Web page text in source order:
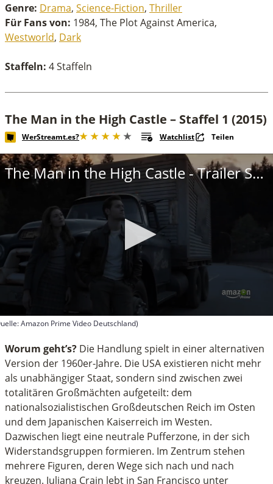
Genre: Drama, Science-Fiction, Thriller
Für Fans von: 1984, The Plot Against America,
Westworld, Dark
Staffeln: 4 Staffeln
The Man in the High Castle – Staffel 1 (2015)
WerStreamt.es? Watchlist Teilen
The Man in the High Castle - Trailer Staffel 1
Amazon Prime Video Deutschland)
Worum geht’s? Die Handlung spielt in einer alternativen
Version der 1960er-Jahre. Die USA existieren nicht mehr
als unabhängiger Staat, sondern sind zwischen zwei
totalitären Großmächten aufgeteilt: dem
nationalsozialistischen Großdeutschen Reich im Osten
und dem Japanischen Kaiserreich im Westen.
Dazwischen liegt eine neutrale Pufferzone, in der sich
Widerstandsgruppen formieren. Im Zentrum stehen
mehrere Figuren, deren Wege sich nach und nach
kreuzen. Juliana Crain lebt in San Francisco unter